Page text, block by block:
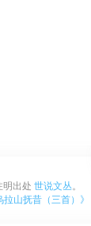
明出处 世说文丛。
拉山抚昔（三首）》